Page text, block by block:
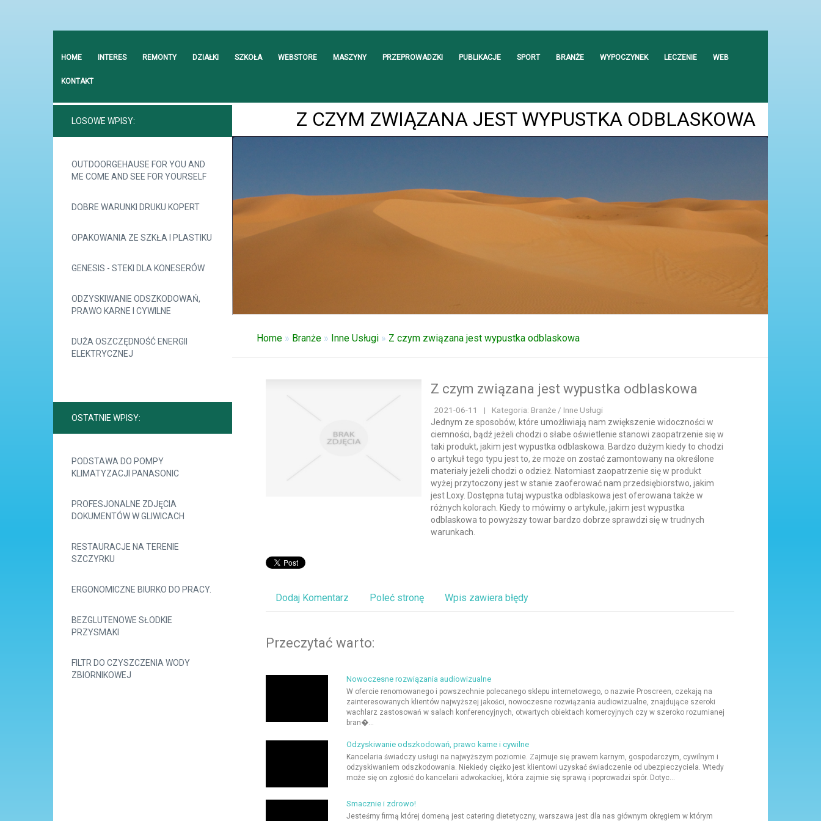
HOME INTERES REMONTY DZIAŁKI SZKOŁA WEBSTORE MASZYNY PRZEPROWADZKI PUBLIKACJE SPORT BRANŻE WYPOCZYNEK LECZENIE WEB
KONTAKT
Z CZYM ZWIĄZANA JEST WYPUSTKA ODBLASKOWA
LOSOWE WPISY:
OUTDOORGEHAUSE FOR YOU AND
ME COME AND SEE FOR YOURSELF
DOBRE WARUNKI DRUKU KOPERT
OPAKOWANIA ZE SZKŁA I PLASTIKU
GENESIS - STEKI DLA KONESERÓW
ODZYSKIWANIE ODSZKODOWAŃ,
PRAWO KARNE I CYWILNE
DUŻA OSZCZĘDNOŚĆ ENERGII
ELEKTRYCZNEJ
OSTATNIE WPISY:
PODSTAWA DO POMPY
KLIMATYZACJI PANASONIC
PROFESJONALNE ZDJĘCIA
DOKUMENTÓW W GLIWICACH
RESTAURACJE NA TERENIE
SZCZYRKU
ERGONOMICZNE BIURKO DO PRACY.
BEZGLUTENOWE SŁODKIE
PRZYSMAKI
FILTR DO CZYSZCZENIA WODY
ZBIORNIKOWEJ
Home» Branże» Inne Usługi» Z czym związana jest wypustka odblaskowa
Z czym związana jest wypustka odblaskowa
2021-06-11 |
Kategoria: Branże / Inne Usługi
Jednym ze sposobów, które umożliwiają nam zwiększenie widoczności w
ciemności, bądź jeżeli chodzi o słabe oświetlenie stanowi zaopatrzenie się w
taki produkt, jakim jest wypustka odblaskowa. Bardzo dużym kiedy to chodzi
o artykuł tego typu jest to, że może on zostać zamontowany na określone
materiały jeżeli chodzi o odzież. Natomiast zaopatrzenie się w produkt
wyżej przytoczony jest w stanie zaoferować nam przedsiębiorstwo, jakim
jest Loxy. Dostępna tutaj wypustka odblaskowa jest oferowana także w
różnych kolorach. Kiedy to mówimy o artykule, jakim jest wypustka
odblaskowa to powyższy towar bardzo dobrze sprawdzi się w trudnych
warunkach.
Dodaj Komentarz Poleć stronę Wpis zawiera błędy
Przeczytać warto:
Nowoczesne rozwiązania audiowizualne
W ofercie renomowanego i powszechnie polecanego sklepu internetowego, o nazwie Proscreen, czekają na
zainteresowanych klientów najwyższej jakości, nowoczesne rozwiązania audiowizualne, znajdujące szeroki
wachlarz zastosowań w salach konferencyjnych, otwartych obiektach komercyjnych czy w szeroko rozumianej
bran�...
Odzyskiwanie odszkodowań, prawo karne i cywilne
Kancelaria świadczy usługi na najwyższym poziomie. Zajmuje się prawem karnym, gospodarczym, cywilnym i
odzyskiwaniem odszkodowania. Niekiedy ciężko jest klientowi uzyskać świadczenie od ubezpieczyciela. Wtedy
może się on zgłosić do kancelarii adwokackiej, która zajmie się sprawą i poprowadzi spór. Dotyc...
Smacznie i zdrowo!
Jesteśmy firmą której domeną jest catering dietetyczny, warszawa jest dla nas głównym okręgiem w którym